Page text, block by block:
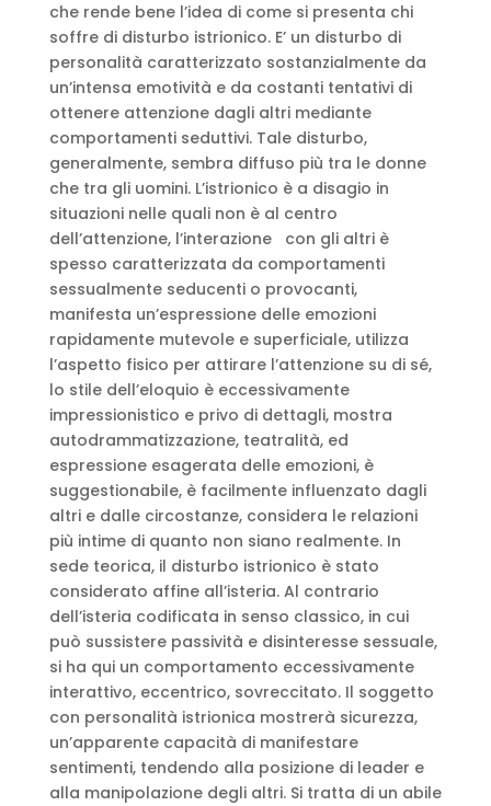
che rende bene l’idea di come si presenta chi
soffre di disturbo istrionico. E’ un disturbo di
personalità caratterizzato sostanzialmente da
un’intensa emotività e da costanti tentativi di
ottenere attenzione dagli altri mediante
comportamenti seduttivi. Tale disturbo,
generalmente, sembra diffuso più tra le donne
che tra gli uomini. L’istrionico è a disagio in
situazioni nelle quali non è al centro
dell’attenzione, l’interazione con gli altri è
spesso caratterizzata da comportamenti
sessualmente seducenti o provocanti,
manifesta un’espressione delle emozioni
rapidamente mutevole e superficiale, utilizza
l’aspetto fisico per attirare l’attenzione su di sé,
lo stile dell’eloquio è eccessivamente
impressionistico e privo di dettagli, mostra
autodrammatizzazione, teatralità, ed
espressione esagerata delle emozioni, è
suggestionabile, è facilmente influenzato dagli
altri e dalle circostanze, considera le relazioni
più intime di quanto non siano realmente. In
sede teorica, il disturbo istrionico è stato
considerato affine all’isteria. Al contrario
dell’isteria codificata in senso classico, in cui
può sussistere passività e disinteresse sessuale,
si ha qui un comportamento eccessivamente
interattivo, eccentrico, sovreccitato. Il soggetto
con personalità istrionica mostrerà sicurezza,
un’apparente capacità di manifestare
sentimenti, tendendo alla posizione di leader e
alla manipolazione degli altri. Si tratta di un abile